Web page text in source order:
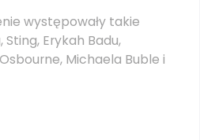
występowały takie
Erykah Badu,
Michaela Buble i